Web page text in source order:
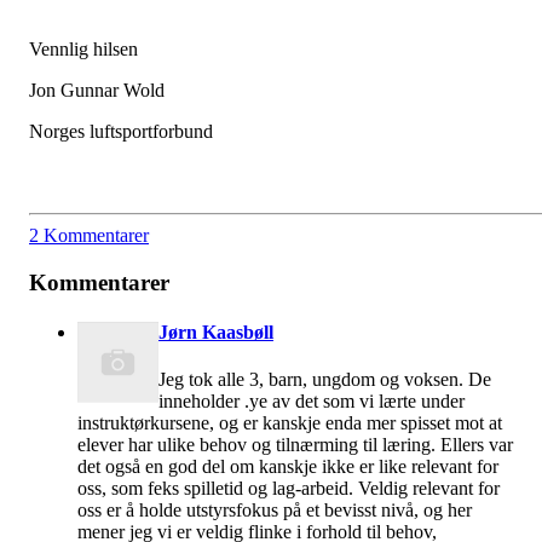
Vennlig hilsen
Jon Gunnar Wold
Norges luftsportforbund
2 Kommentarer
Kommentarer
Jørn Kaasbøll
Jeg tok alle 3, barn, ungdom og voksen. De
inneholder .ye av det som vi lærte under
instruktørkursene, og er kanskje enda mer spisset mot at
elever har ulike behov og tilnærming til læring. Ellers var
det også en god del om kanskje ikke er like relevant for
oss, som feks spilletid og lag-arbeid. Veldig relevant for
oss er å holde utstyrsfokus på et bevisst nivå, og her
mener jeg vi er veldig flinke i forhold til behov,